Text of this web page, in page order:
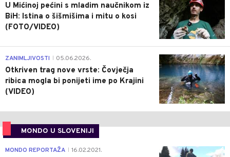
U Mićinoj pećini s mladim naučnikom iz
BiH: Istina o šišmišima i mitu o kosi
(FOTO/VIDEO)
0
ZANIMLJIVOSTI 05.06.2026.
Otkriven trag nove vrste: Čovječja
ribica mogla bi ponijeti ime po Krajini
(VIDEO)
MONDO U SLOVENIJI
4
MONDO REPORTAŽA 16.02.2021.